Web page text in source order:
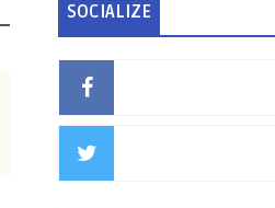
SOCIALIZE